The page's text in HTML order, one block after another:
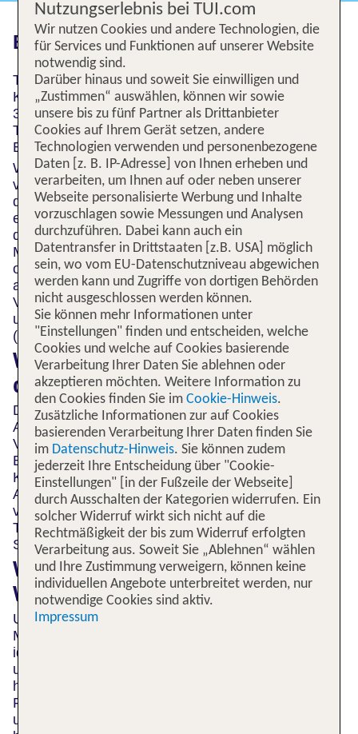
Barrierefreiheits-Information
TUI Deutschland GmbH
Karl-Wiechert-Allee 23
30625 Hannover
Telefon: 0511 – 56 78 600
E-Mail:info@tui.info
Wir arbeiten daran, unser Kundenerlebnis zu
verbessern und Menschen mit Behinderungen
dabei zu helfen, ihre Bedürfnisse selbstständig zu
erfüllen. Wir verbessern unsere TUI.com Website,
damit auch Kunden mit Behinderungen die
Möglichkeit haben, alle Elemente ihres Urlaubs
online zu buchen oder uns zu kontaktieren. Wir
arbeiten daran, Barrierefreiheit gemäß den
Vorgaben der europäischen Norm (EN) 301 549
und der Web Content Accessibility Guidelines
(WCAG) 2.2 AA Standard zu gewährleisten.
Was sind die EN 301 549 und
die WCAG?
Die EN 301 549 und die WCAG definieren
Anforderungen für Designer und Entwickler zur
Verbesserung der Barrierefreiheit für Menschen mit
Behinderungen. Sie definieren drei
Konformitätsstufen: Stufe A, Stufe AA und Stufe
AAA. Die Richtlinien umfassen eine breite Palette
von Barrierefreiheitsfunktionen, einschließlich
Textgröße und -farbe, Tastaturnavigation und
Screenreader-Kompatibilität.
Wie barrierefrei ist unsere
Website derzeit?
Unsere Website ist noch nicht vollständig für
Menschen mit Behinderungen zugänglich. Wir
identifizieren und beheben jedoch ständig Lücken
und Einschränkungen auf unserer Website und
haben in den letzten 18 Monaten erhebliche
Fortschritte erzielt. Wir haben Teams geschult und
unterstützt, um eine barrierefreie Website
Nutzungserlebnis bei TUI.com
Wir nutzen Cookies und andere Technologien, die
für Services und Funktionen auf unserer Website
notwendig sind.
Darüber hinaus und soweit Sie einwilligen und
„Zustimmen“ auswählen, können wir sowie
unsere bis zu fünf Partner als Drittanbieter
Cookies auf Ihrem Gerät setzen, andere
Technologien verwenden und personenbezogene
Daten [z. B. IP-Adresse] von Ihnen erheben und
verarbeiten, um Ihnen auf oder neben unserer
Webseite personalisierte Werbung und Inhalte
vorzuschlagen sowie Messungen und Analysen
durchzuführen. Dabei kann auch ein
Datentransfer in Drittstaaten [z.B. USA] möglich
sein, wo vom EU-Datenschutzniveau abgewichen
werden kann und Zugriffe von dortigen Behörden
nicht ausgeschlossen werden können.
Sie können mehr Informationen unter
"Einstellungen" finden und entscheiden, welche
Cookies und welche auf Cookies basierende
Verarbeitung Ihrer Daten Sie ablehnen oder
akzeptieren möchten. Weitere Information zu
den Cookies finden Sie im Cookie-Hinweis.
Zusätzliche Informationen zur auf Cookies
basierenden Verarbeitung Ihrer Daten finden Sie
im Datenschutz-Hinweis. Sie können zudem
jederzeit Ihre Entscheidung über "Cookie-
Einstellungen" [in der Fußzeile der Webseite]
durch Ausschalten der Kategorien widerrufen. Ein
solcher Widerruf wirkt sich nicht auf die
Rechtmäßigkeit der bis zum Widerruf erfolgten
Verarbeitung aus. Soweit Sie „Ablehnen“ wählen
und Ihre Zustimmung verweigern, können keine
individuellen Angebote unterbreitet werden, nur
notwendige Cookies sind aktiv.
Impressum